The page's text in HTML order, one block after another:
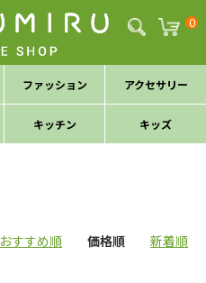
0
ファッション アクセサリー
キッチン キッズ
おすすめ順 価格順 新着順